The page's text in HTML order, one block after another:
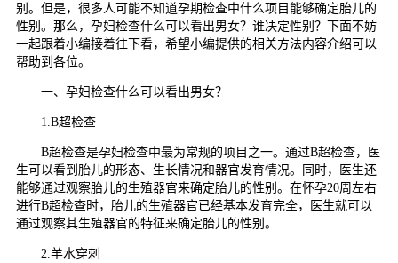
别。但是，很多人可能不知道孕期检查中什么项目能够确定胎儿的
性别。那么，孕妇检查什么可以看出男女？谁决定性别？下面不妨
一起跟着小编接着往下看，希望小编提供的相关方法内容介绍可以
帮助到各位。
一、孕妇检查什么可以看出男女？
1.B超检查
B超检查是孕妇检查中最为常规的项目之一。通过B超检查，医
生可以看到胎儿的形态、生长情况和器官发育情况。同时，医生还
能够通过观察胎儿的生殖器官来确定胎儿的性别。在怀孕20周左右
进行B超检查时，胎儿的生殖器官已经基本发育完全，医生就可以
通过观察其生殖器官的特征来确定胎儿的性别。
2.羊水穿刺